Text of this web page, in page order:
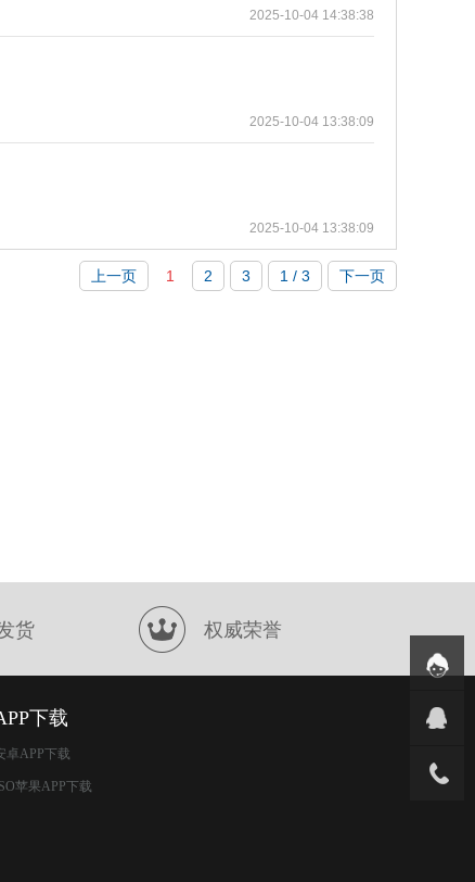
2025-10-04 14:38:38
2025-10-04 13:38:09
2025-10-04 13:38:09
上一页 1 2 3 1 / 3 下一页
货 权威荣誉
下载
卓APP下载
ISO苹果APP下载